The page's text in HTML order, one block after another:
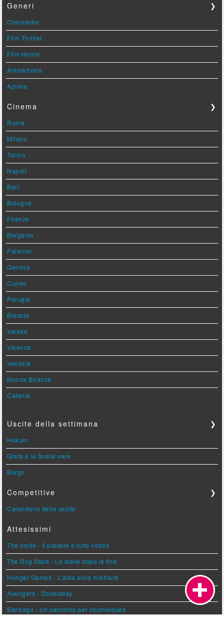
Generi ❯
Commedie
Film Thriller
Film Horror
Animazione
Azione
Cinema ❯
Roma
Milano
Torino
Napoli
Bari
Bologna
Firenze
Bergamo
Palermo
Genova
Cuneo
Perugia
Brescia
Varese
Vicenza
Venezia
Monza Brianza
Catania
Uscite della settimana ❯
Hokum
Greta e le favole vere
Borgo
Competitive ❯
Calendario delle uscite
Attesissimi
The Invite - Il piacere è tutto nostro
The Dog Stars - Le stelle dopo la fine
Hunger Games - L'alba sulla mietitura
Avengers - Doomsday
Santiago - Un cammino per ricominciare